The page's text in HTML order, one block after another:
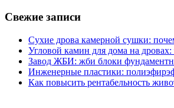
Свежие записи
Сухие дрова камерной сушки:
Угловой камин для дома на
Завод ЖБИ: жби блоки
Инженерные пластики:
Как повысить рентабельность